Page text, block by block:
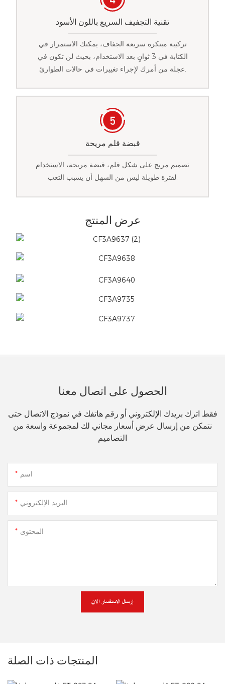
تقنية التجفيف السريع باللون الأسود
تركيبة مبتكرة سريعة الجفاف، يمكنك الاستمرار في
الكتابة في 3 ثوانٍ بعد الاستخدام، بحيث لن تكون في
قبضة قلم مريحة
تصميم مريح على شكل قلم، قبضة مريحة، الاستخدام
لفترة طويلة ليس من السهل أن يسبب التعب.
عرض المنتج
الحصول على اتصال معنا
فقط اترك بريدك الإلكتروني أو رقم هاتفك في نموذج الاتصال حتى
نتمكن من إرسال عرض أسعار مجاني لك لمجموعة واسعة من
التصاميم
اسم
البريد الإلكتروني
المحتوى
إرسال الاستفسار الآن
المنتجات ذات الصلة